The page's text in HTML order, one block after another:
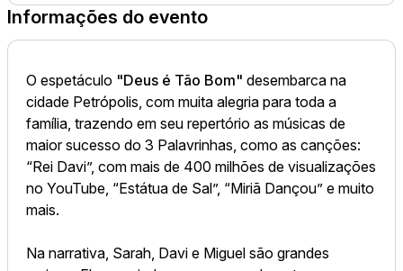
Informações do evento
O espetáculo "Deus é Tão Bom" desembarca na
cidade Petrópolis, com muita alegria para toda a
família, trazendo em seu repertório as músicas de
maior sucesso do 3 Palavrinhas, como as canções:
“Rei Davi”, com mais de 400 milhões de visualizações
no YouTube, “Estátua de Sal”, “Miriã Dançou” e muito
mais.
Na narrativa, Sarah, Davi e Miguel são grandes